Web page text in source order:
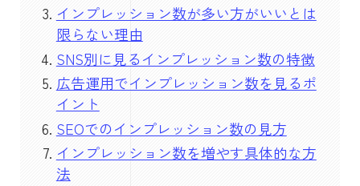
インプレッション数が多い方がいいとは
限らない理由
SNS別に見るインプレッション数の特徴
広告運用でインプレッション数を見るポ
イント
SEOでのインプレッション数の見方
インプレッション数を増やす具体的な方
法